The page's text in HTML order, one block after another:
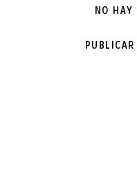
NO HAY